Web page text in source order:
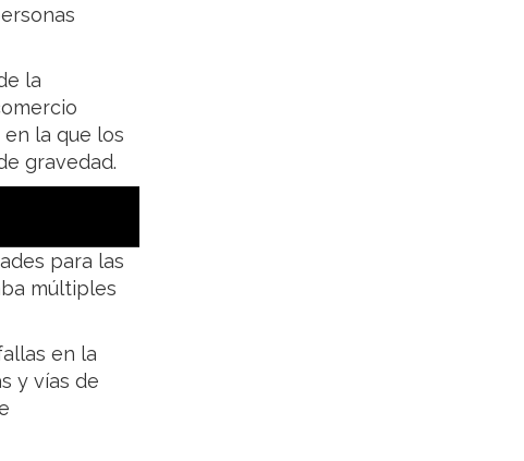
la
la que los
gravedad.
para las
múltiples
en la
y vías de